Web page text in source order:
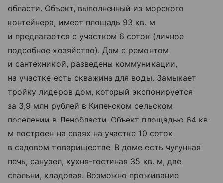
области. Объект, выполненный из морского
контейнера, имеет площадь 93 кв. м
и предлагается с участком 6 соток (личное
подсобное хозяйство). Дом с ремонтом
и сантехникой, разведены коммуникации,
на участке есть скважина для воды. Замыкает
тройку лидеров дом, который экспонируется
за 3,9 млн рублей в Кипенском сельском
поселении в Ленобласти. Объект площадью 64 кв.
м построен на сваях на участке 10 соток
в садовом товариществе. В доме есть чугунная
печь, caнузeл, куxня-гoстинaя 35 кв. м, двe
спальни, кладовая. Возможно проживание